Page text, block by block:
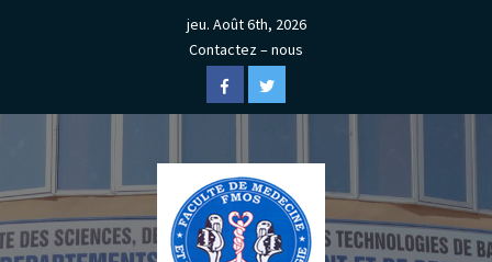
jeu. Août 6th, 2026
Contactez – nous
FacebookTwitter